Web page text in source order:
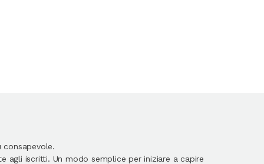
agli iscritti. Un modo semplice per iniziare a capire